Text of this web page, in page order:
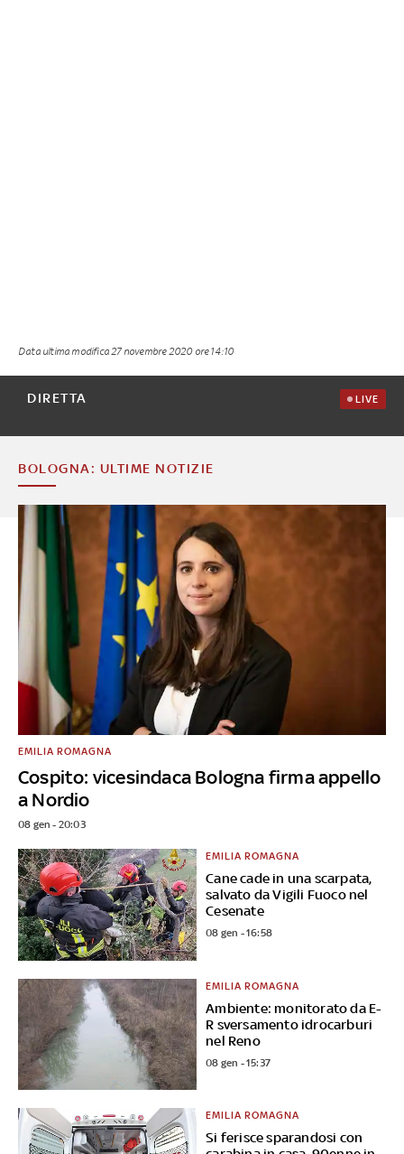
Data ultima modifica 27 novembre 2020 ore 14:10
DIRETTA LIVE
BOLOGNA: ULTIME NOTIZIE
Cospito: vicesindaca Bologna firma appello
a Nordio
EMILIA ROMAGNA
08 gen - 20:03
Cane cade in una scarpata,
salvato da Vigili Fuoco nel
Cesenate
EMILIA ROMAGNA
08 gen - 16:58
Ambiente: monitorato da E-
R sversamento idrocarburi
nel Reno
EMILIA ROMAGNA
08 gen - 15:37
Si ferisce sparandosi con
EMILIA ROMAGNA